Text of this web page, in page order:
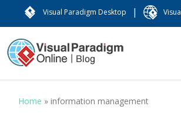
Visual Paradigm Desktop |
Home »information management